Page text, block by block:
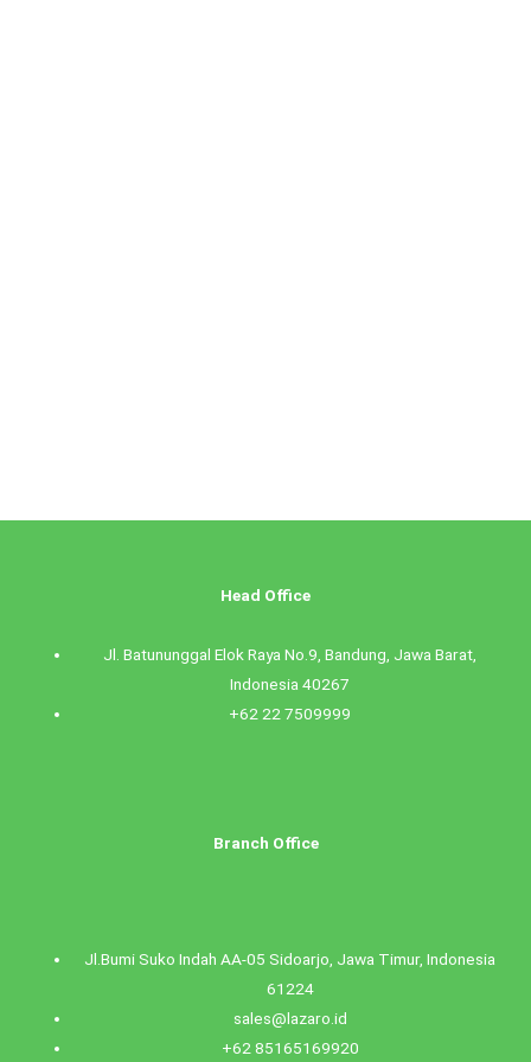
Head Office
Jl. Batununggal Elok Raya No.9, Bandung, Jawa Barat,
Indonesia 40267
+62 22 7509999
Branch Office
Jl.Bumi Suko Indah AA-05 Sidoarjo, Jawa Timur, Indonesia
61224
sales@lazaro.id
+62 85165169920